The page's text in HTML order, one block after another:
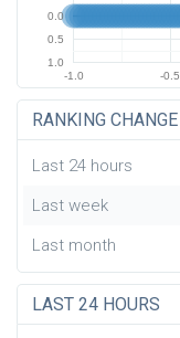
-1.0 -0.5
0.0
0.5
1.0
RANKING CHANGE
Last 24 hours
Last week
Last month
LAST 24 HOURS